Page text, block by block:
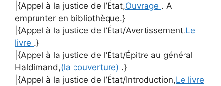
|{Appel à la justice de l’État,Ouvrage . A
emprunter en bibliothèque.}
|{Appel à la justice de l’État/Avertissement,Le
livre .}
|{Appel à la justice de l’État/Épitre au général
Haldimand,(la couverture) .}
|{Appel à la justice de l’État/Introduction,Le livre